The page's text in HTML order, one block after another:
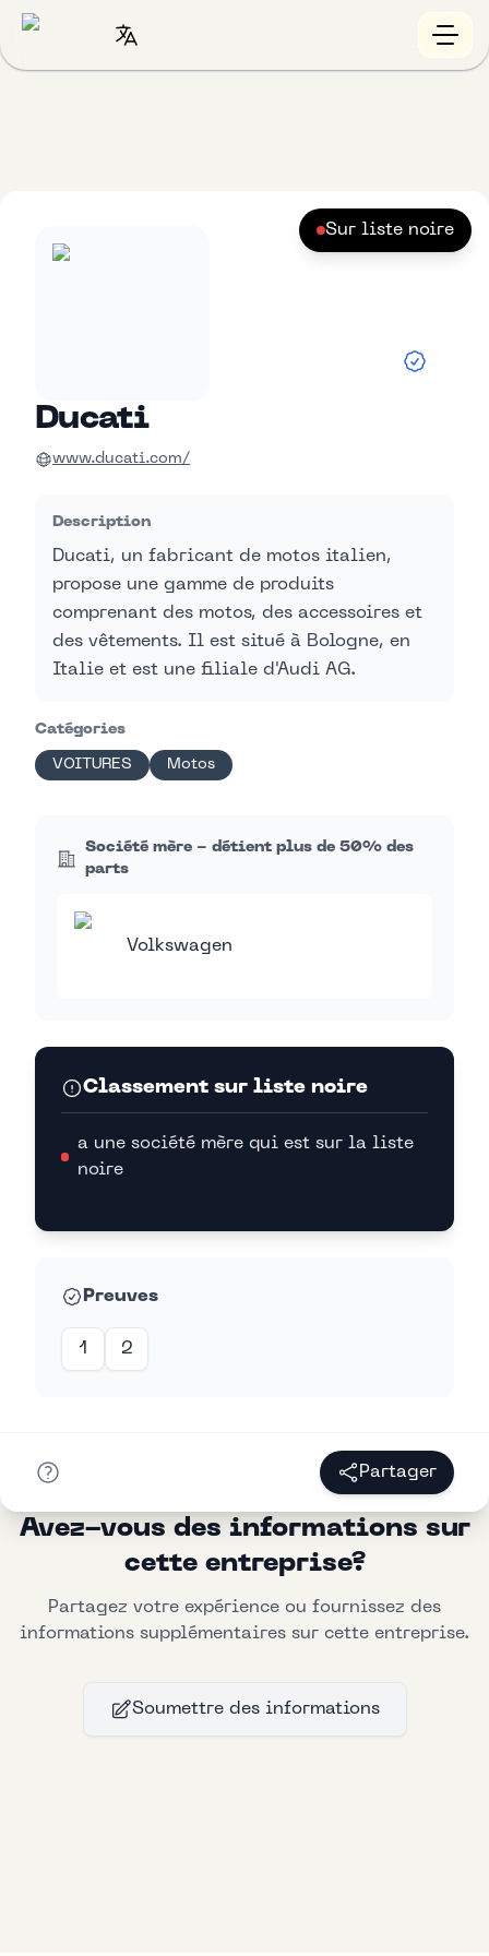
Sur liste noire
Ducati
www.ducati.com/
Description
Ducati, un fabricant de motos italien,
propose une gamme de produits
comprenant des motos, des accessoires et
des vêtements. Il est situé à Bologne, en
Italie et est une filiale d'Audi AG.
Catégories
VOITURES Motos
Société mère - détient plus de 50% des
parts
Volkswagen
Classement sur liste noire
a une société mère qui est sur la liste
noire
Preuves
1 2
Partager
Avez-vous des informations sur
cette entreprise?
Partagez votre expérience ou fournissez des
informations supplémentaires sur cette entreprise.
Soumettre des informations